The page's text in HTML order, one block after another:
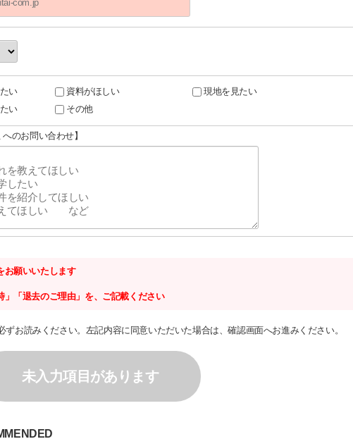
い 資料がほしい
現地を見たい
い
その他
のお問い合わせ】
お願いいたします
「退去のご理由」を、ご記載ください
ずお読みください。左記内容に同意いただいた場合は、確認画面へお進みください。
未入力項目があります